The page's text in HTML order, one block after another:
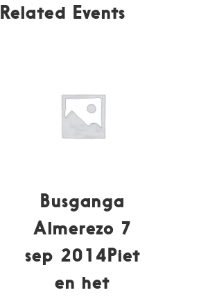
Related Events
Busganga
Almerezo 7
sep 2014Piet
en het